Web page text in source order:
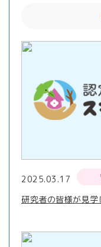
2025.03.17
研究者の皆様が見